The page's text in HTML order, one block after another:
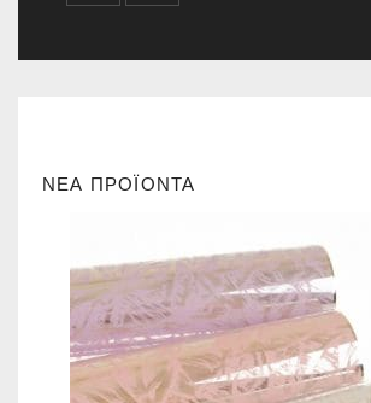
ΝΕΑ ΠΡΟΪΟΝΤΑ